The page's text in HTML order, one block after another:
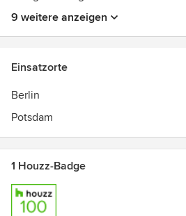
9 weitere anzeigen
Einsatzorte
Berlin
Potsdam
1 Houzz-Badge